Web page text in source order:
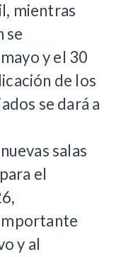
mientras
se
y el 30
de los
se dará a
salas
el
y al